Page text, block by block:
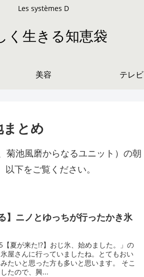
Les systèmes D
く生きる知恵袋
美容 テレビ
とめ
菊池風磨からなるユニット）の朝
下をご覧ください。
】ニノとゆっちが行ったかき氷
夏が来た!?】おじ氷、始めました。」の
屋さんに行っていましたね。とてもおい
たいと思った方も多いと思います。 そこ
たので、興...